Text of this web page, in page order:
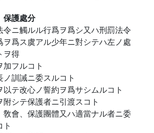
護處分
令ニ觸ルル行爲ヲ爲シ又ハ刑罰法令
ヲ爲ス虞アル少年ニ對シテハ左ノ處
ヲ得
加フルコト
ノ訓誡ニ委スルコト
以テ改心ノ誓約ヲ爲サシムルコト
附シテ保護者ニ引渡スコト
敎會、保護團體又ハ適當ナル者ニ委